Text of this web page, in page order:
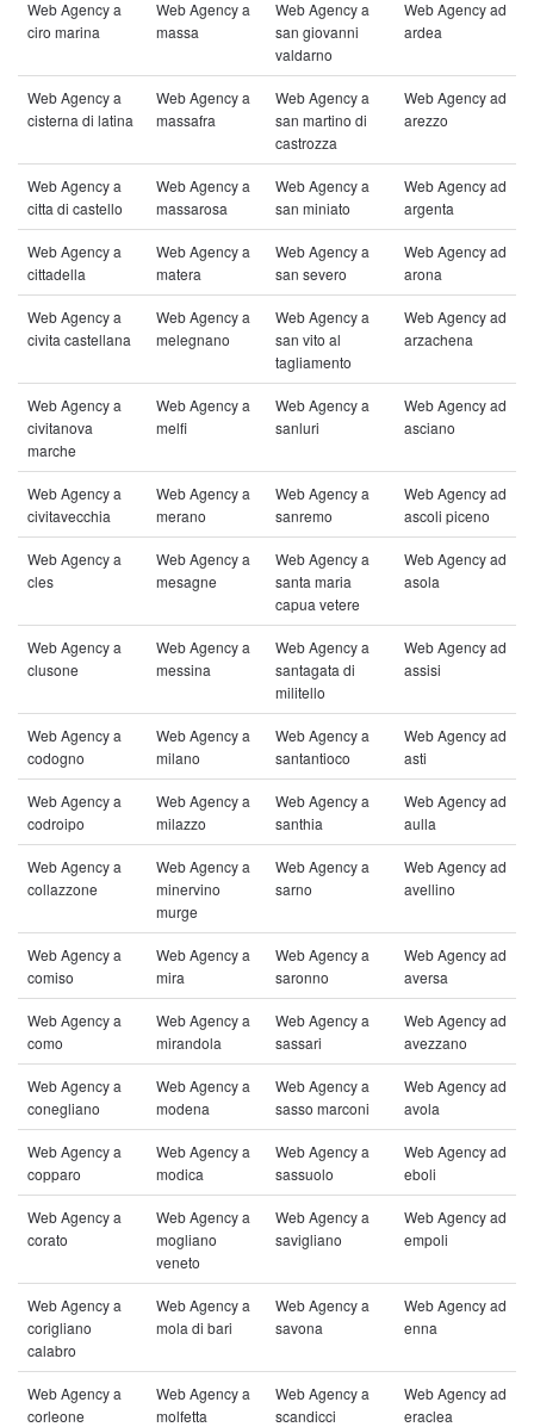
Web Agency a
ciro marina
Web Agency a
massa
Web Agency a
san giovanni
valdarno
Web Agency ad
ardea
Web Agency a
cisterna di latina
Web Agency a
massafra
Web Agency a
san martino di
castrozza
Web Agency ad
arezzo
Web Agency a
citta di castello
Web Agency a
massarosa
Web Agency a
san miniato
Web Agency ad
argenta
Web Agency a
cittadella
Web Agency a
matera
Web Agency a
san severo
Web Agency ad
arona
Web Agency a
civita castellana
Web Agency a
melegnano
Web Agency a
san vito al
tagliamento
Web Agency ad
arzachena
Web Agency a
civitanova
marche
Web Agency a
melfi
Web Agency a
sanluri
Web Agency ad
asciano
Web Agency a
civitavecchia
Web Agency a
merano
Web Agency a
sanremo
Web Agency ad
ascoli piceno
Web Agency a
cles
Web Agency a
mesagne
Web Agency a
santa maria
capua vetere
Web Agency ad
asola
Web Agency a
clusone
Web Agency a
messina
Web Agency a
santagata di
militello
Web Agency ad
assisi
Web Agency a
codogno
Web Agency a
milano
Web Agency a
santantioco
Web Agency ad
asti
Web Agency a
codroipo
Web Agency a
milazzo
Web Agency a
santhia
Web Agency ad
aulla
Web Agency a
collazzone
Web Agency a
minervino
murge
Web Agency a
sarno
Web Agency ad
avellino
Web Agency a
comiso
Web Agency a
mira
Web Agency a
saronno
Web Agency ad
aversa
Web Agency a
como
Web Agency a
mirandola
Web Agency a
sassari
Web Agency ad
avezzano
Web Agency a
conegliano
Web Agency a
modena
Web Agency a
sasso marconi
Web Agency ad
avola
Web Agency a
copparo
Web Agency a
modica
Web Agency a
sassuolo
Web Agency ad
eboli
Web Agency a
corato
Web Agency a
mogliano
veneto
Web Agency a
savigliano
Web Agency ad
empoli
Web Agency a
corigliano
calabro
Web Agency a
mola di bari
Web Agency a
savona
Web Agency ad
enna
Web Agency a
corleone
Web Agency a
molfetta
Web Agency a
scandicci
Web Agency ad
eraclea